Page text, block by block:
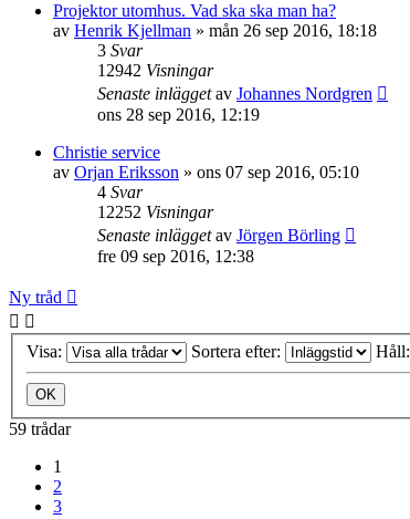
Projektor utomhus. Vad ska ska man ha?
av Henrik Kjellman » mån 26 sep 2016, 18:18
3 Svar
12942 Visningar
Senaste inläggetav Johannes Nordgren
ons 28 sep 2016, 12:19
Christie service
av Orjan Eriksson » ons 07 sep 2016, 05:10
4 Svar
12252 Visningar
Senaste inläggetav Jörgen Börling
fre 09 sep 2016, 12:38
Ny tråd
Visa: Sortera efter: Håll:
59 trådar
1
2
3